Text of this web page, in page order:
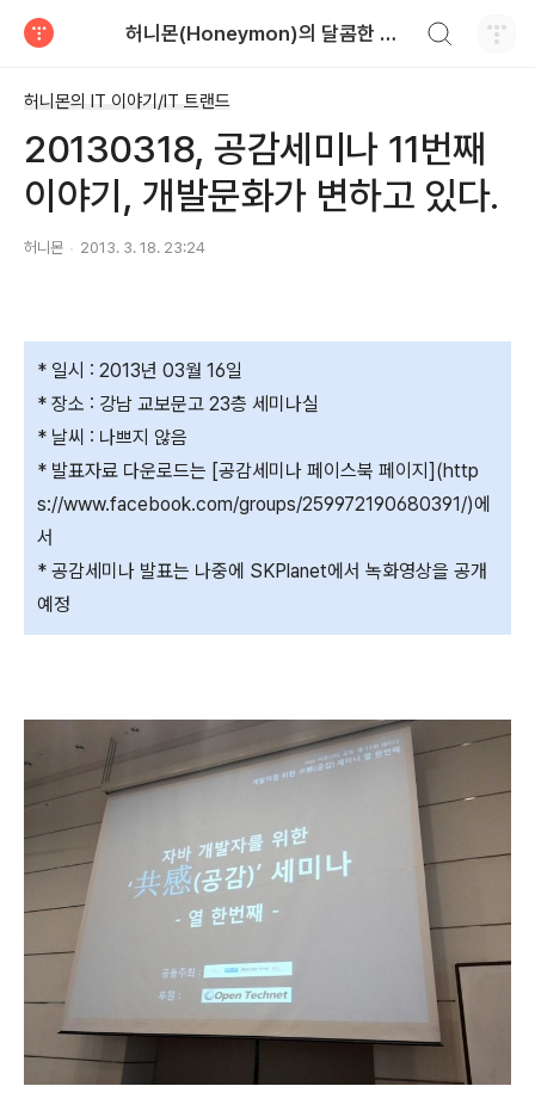
허니몬(Honeymon)의 달콤한 비행
허니몬의 IT 이야기/IT 트랜드
20130318, 공감세미나 11번째
이야기, 개발문화가 변하고 있다.
허니몬 2013. 3. 18. 23:24
* 일시 : 2013년 03월 16일
* 장소 : 강남 교보문고 23층 세미나실
* 날씨 : 나쁘지 않음
* 발표자료 다운로드는 [공감세미나 페이스북 페이지](http
s://www.facebook.com/groups/259972190680391/)에
서
* 공감세미나 발표는 나중에 SKPlanet에서 녹화영상을 공개
예정